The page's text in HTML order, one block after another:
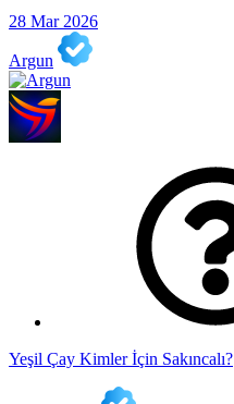
28 Mar 2026
Argun
Yeşil Çay Kimler İçin Sakıncalı?